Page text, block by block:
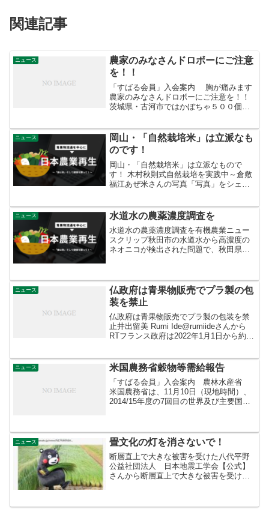
関連記事
ニュース
農家のみなさんドロボーにご注意
を！！
「すばる会員」入会案内 胸が痛みます
農家のみなさんドロボーにご注意を！！
茨城県・古河市ではかぼちゃ５００個が
は、かなり内情に精通したものでないと
できない。.
ニュース
岡山・「自然栽培米」は立派なも
のです！
岡山・「自然栽培米」は立派なもので
す！ 木村秋則式自然栽培を実践中～倉敷
福江あぜ米さんの写真「写真」をシェア
接の販売はできませんので、私のお米を
出荷している岡山県木...
ニュース 水道水の農薬濃度調査を
水道水の農薬濃度調査を有機農業ニュー
スクリップ秋田市の水道水から高濃度の
ネオニコが検出された問題で、秋田県立
値の30倍(3000ng/L）を超え、ネオニコ8
種の合計...
ニュース
仏政府は青果物販売でプラ製の包
装を禁止
仏政府は青果物販売でプラ製の包装を禁
止井出留美 Rumi Ide@rumiideさんから
RTフランス政府は2022年1月1日から約30
トマト、リンゴ、バナナ、オレンジな...
ニュース 米国農務省穀物等需給報告
「すばる会員」入会案内 農林水産省
米国農務省は、11月10日（現地時間）、
2014/15年度の7回目の世界及び主要国の
－2014/15年度の穀物全体及び大豆の生
産...
ニュース 畳文化の灯を消さないで！
断層直上で大きな被害を受けた八代平野
公益社団法人 日本地震工学会【公式】
さんから断層直上で大きな被害を受けた